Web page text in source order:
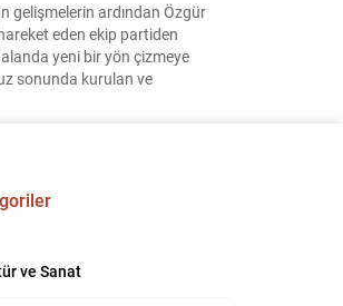
gelişmelerin ardından Özgür
eden ekip partiden
yeni bir yön çizmeye
sonunda kurulan ve
gündemi...
ve Sanat